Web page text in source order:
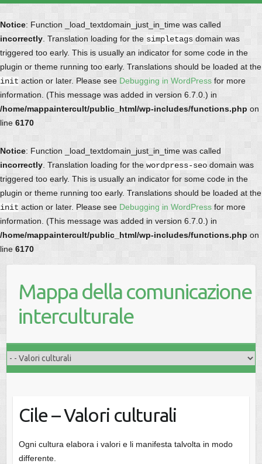
Notice: Function _load_textdomain_just_in_time was called
incorrectly . Translation loading for the simpletags domain was
triggered too early. This is usually an indicator for some code in the
plugin or theme running too early. Translations should be loaded at the
init action or later. Please see Debugging in WordPress for more
information. (This message was added in version 6.7.0.) in
/home/mappaintercult/public_html/wp-includes/functions.php on
line 6170
Notice: Function _load_textdomain_just_in_time was called
incorrectly . Translation loading for the wordpress-seo domain was
triggered too early. This is usually an indicator for some code in the
plugin or theme running too early. Translations should be loaded at the
init action or later. Please see Debugging in WordPress for more
information. (This message was added in version 6.7.0.) in
/home/mappaintercult/public_html/wp-includes/functions.php on
line 6170
Mappa della comunicazione
interculturale
Cile – Valori culturali
Ogni cultura elabora i valori e li manifesta talvolta in modo
differente.